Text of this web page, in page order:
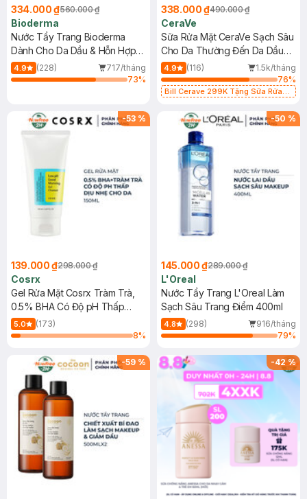
334.000 ₫560.000 ₫
Bioderma
Nước Tẩy Trang Bioderma
Dành Cho Da Dầu & Hỗn Hợp
500ml
4.9 (228)
717/tháng
73%
338.000 ₫490.000 ₫
CeraVe
Sữa Rửa Mặt CeraVe Sạch Sâu
Cho Da Thường Đến Da Dầu
473ml
4.9 (116)
1.5k/tháng
76%
Bill Cerave 299K Tặng Sữa Rửa
-53 %
139.000 ₫298.000 ₫
Cosrx
Gel Rửa Mặt Cosrx Tràm Trà,
0.5% BHA Có Độ pH Thấp
150ml
5.0
(173)
8%
-50 %
145.000 ₫289.000 ₫
L'Oreal
Nước Tẩy Trang L'Oreal Làm
Sạch Sâu Trang Điểm 400ml
4.8 (298)
916/tháng
79%
-59 % -42%